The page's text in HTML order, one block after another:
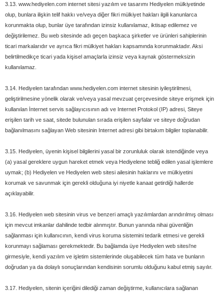
3.13. www.hediyelen.com internet sitesi yazılım ve tasarımı Hediyelen mülkiyetinde
olup, bunlara ilişkin telif hakkı ve/veya diğer fikri mülkiyet hakları ilgili kanunlarca
korunmakta olup, bunlar üye tarafından izinsiz kullanılamaz, iktisap edilemez ve
değiştirilemez. Bu web sitesinde adı geçen başkaca şirketler ve ürünleri sahiplerinin
ticari markalarıdır ve ayrıca fikri mülkiyet hakları kapsamında korunmaktadır. Aksi
belirtilmedikçe ticari yada kişisel amaçlarla izinsiz veya kaynak göstermeksizin
kullanılamaz.
3.14. Hediyelen tarafından www.hediyelen.com internet sitesinin iyileştirilmesi,
geliştirilmesine yönelik olarak ve/veya yasal mevzuat çerçevesinde siteye erişmek için
kullanılan İnternet servis sağlayıcısının adı ve Internet Protokol (IP) adresi, Siteye
erişilen tarih ve saat, sitede bulunulan sırada erişilen sayfalar ve siteye doğrudan
bağlanılmasını sağlayan Web sitesinin Internet adresi gibi birtakım bilgiler toplanabilir.
3.15. Hediyelen, üyenin kişisel bilgilerini yasal bir zorunluluk olarak istendiğinde veya
(a) yasal gereklere uygun hareket etmek veya Hediyelene tebliğ edilen yasal işlemlere
uymak; (b) Hediyelen ve Hediyelen web sitesi ailesinin haklarını ve mülkiyetini
korumak ve savunmak için gerekli olduğuna iyi niyetle kanaat getirdiği hallerde
açıklayabilir.
3.16. Hediyelen web sitesinin virus ve benzeri amaçlı yazılımlardan arındırılmış olması
için mevcut imkanlar dahilinde tedbir alınmıştır. Bunun yanında nihai güvenliğin
sağlanması için kullanıcının, kendi virus koruma sistemini tedarik etmesi ve gerekli
korunmayı sağlaması gerekmektedir. Bu bağlamda üye Hediyelen web sitesi'ne
girmesiyle, kendi yazılım ve işletim sistemlerinde oluşabilecek tüm hata ve bunların
doğrudan ya da dolaylı sonuçlarından kendisinin sorumlu olduğunu kabul etmiş sayılır.
3.17. Hediyelen, sitenin içeriğini dilediği zaman değiştirme, kullanıcılara sağlanan